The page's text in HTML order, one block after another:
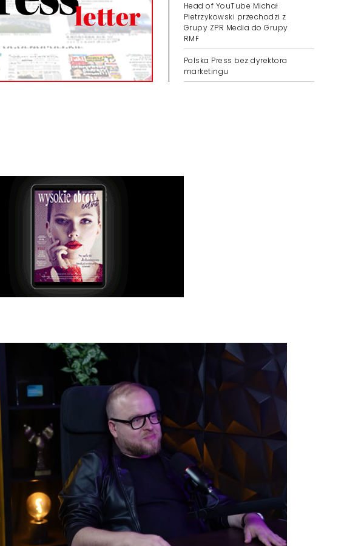
Head of YouTube Michał
Pietrzykowski przechodzi z
Grupy ZPR Media do Grupy
RMF
Polska Press bez dyrektora
marketingu